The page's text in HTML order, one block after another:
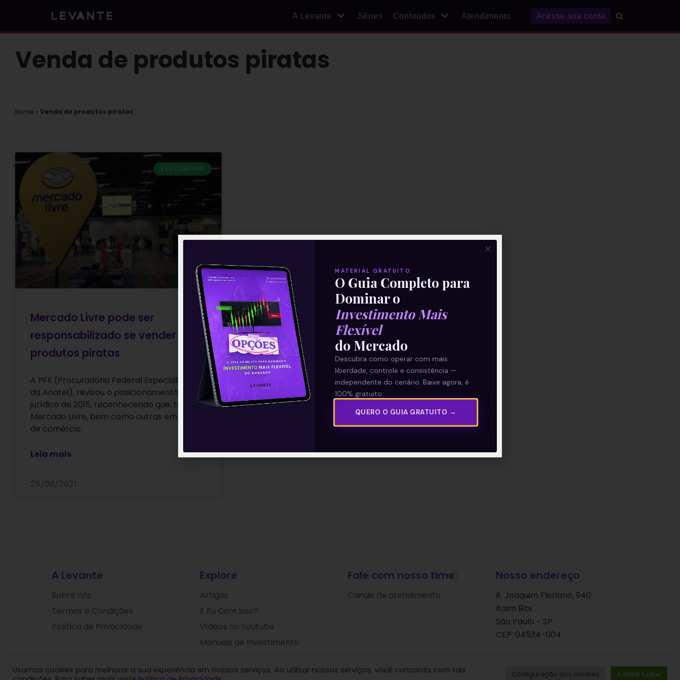
A Levante Séries Conteúdos Atendimento Acesse sua conta
Venda de produtos piratas
Home » Venda de produtos piratas
E EU COM ISSO
Mercado Livre pode ser
responsabilizado se vender
produtos piratas
A PFE (Procuradoria Federal Especializada
da Anatel), revisou o posicionamento
jurídico de 2015, reconhecendo que, tanto o
Mercado Livre, bem como outras empresas
de comércio
Leia mais
A Levante
Sobre nós
Termos e Condições
Política de Privacidade
Explore
Artigos
E Eu Com Isso?
Vídeos no Youtube
Manuais de Investimento
Fale com nosso time:
Canais de atendimento
Nosso endereço
R. Joaquim Floriano, 940
Itaim Bibi
São Paulo - SP
CEP: 04534-004
Levante Ideias de Investimentos © 2024. Todos os direitos reservados.
Usamos cookies para melhorar a sua experiência em nossos serviços. Ao utilizar nossos serviços, você concorda com tais
Configuração dos cookies Aceitar todos
MATERIAL GRATUITO
O Guia Completo para
Dominar o
Investimento Mais
Flexível
do Mercado
Descubra como operar com mais
liberdade, controle e consistência —
independente do cenário. Baixe agora, é
100% gratuito.
QUERO O GUIA GRATUITO →